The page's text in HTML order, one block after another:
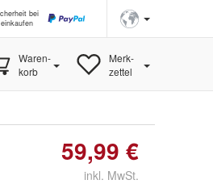
bei
Waren-
korb
Merk-
zettel
59,99 €
inkl. MwSt.